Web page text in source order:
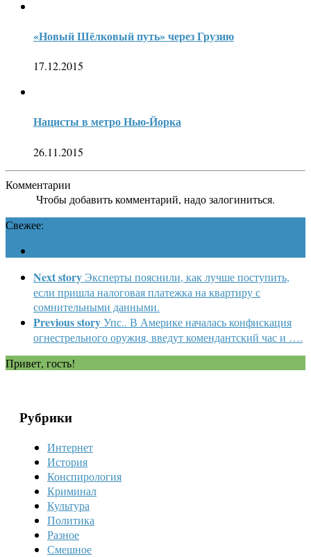
«Новый Шёлковый путь» через Грузию
17.12.2015
Нацисты в метро Нью-Йорка
26.11.2015
Комментарии
Чтобы добавить комментарий, надо залогиниться.
Свежее:
Next story Эксперты пояснили, как лучше поступить,
если пришла налоговая платежка на квартиру с
сомнительными данными.
Previous storyУпс.. В Америке началась конфискация
огнестрельного оружия, введут комендантский час и ….
Привет, гость!
Рубрики
Интернет
История
Конспирология
Криминал
Культура
Политика
Разное
Смешное